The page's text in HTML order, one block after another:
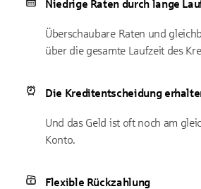
Niedrige Raten durch lange
Überschaubare Raten und
über die gesamte Laufzeit des
Die Kreditentscheidung
Und das Geld ist oft noch am
Konto.
Flexible Rückzahlung